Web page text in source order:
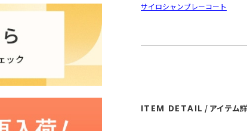
サイロシャンブレーコート
ITEM DETAIL / アイテム